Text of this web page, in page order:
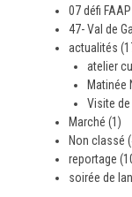
07 défi FAAP
47- Val de
actualités
atelier
Matinée
Visite
Marché (1)
Non classé
reportage
soirée de